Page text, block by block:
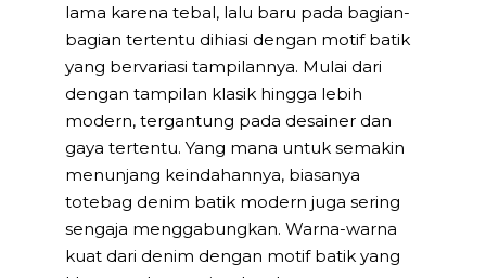
lama karena tebal, lalu baru pada bagian-
bagian tertentu dihiasi dengan motif batik
yang bervariasi tampilannya. Mulai dari
dengan tampilan klasik hingga lebih
modern, tergantung pada desainer dan
gaya tertentu. Yang mana untuk semakin
menunjang keindahannya, biasanya
totebag denim batik modern juga sering
sengaja menggabungkan. Warna-warna
kuat dari denim dengan motif batik yang